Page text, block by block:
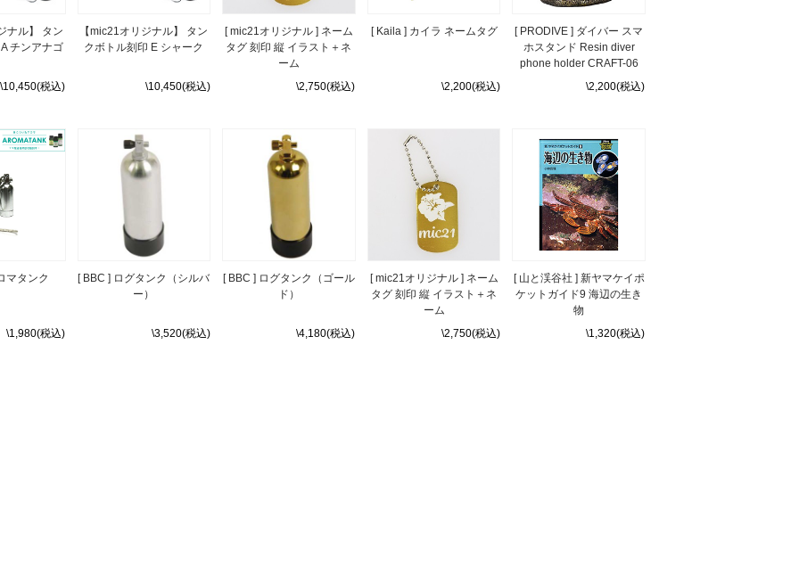
ナル】 タン
チンアナゴ
\10,450(税込)
【mic21オリジナル】 タン
クボトル刻印 E シャーク
\10,450(税込)
[ mic21オリジナル ] ネーム
タグ 刻印 縦 イラスト＋ネ
ーム
\2,750(税込)
[ Kaila ] カイラ ネームタグ
\2,200(税込)
[ PRODIVE ] ダイバー スマ
ホスタンド Resin diver
phone holder CRAFT-06
\2,200(税込)
マタンク
\1,980(税込)
[ BBC ] ログタンク（シルバ
ー）
\3,520(税込)
[ BBC ] ログタンク（ゴール
ド）
\4,180(税込)
[ mic21オリジナル ] ネーム
タグ 刻印 縦 イラスト＋ネ
ーム
\2,750(税込)
[ 山と渓谷社 ] 新ヤマケイポ
ケットガイド9 海辺の生き
物
\1,320(税込)